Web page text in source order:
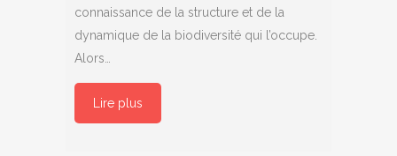
connaissance de la structure et de la
dynamique de la biodiversité qui l’occupe.
Alors…
Lire plus